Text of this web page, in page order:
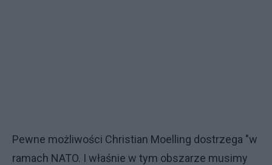
Pewne możliwości Christian Moelling dostrzega "w
ramach NATO. I właśnie w tym obszarze musimy